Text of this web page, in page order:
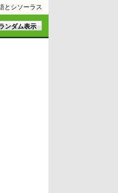
とシソーラス